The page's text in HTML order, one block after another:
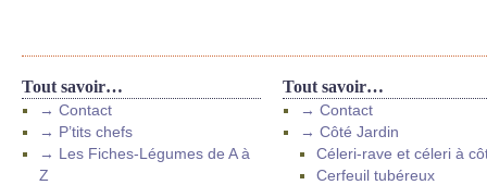
Tout savoir…
→ Contact
→ P’tits chefs
→ Les Fiches-Légumes de A à
Z
Tout savoir…
→ Contact
→ Côté Jardin
Céleri-rave et céleri à
Cerfeuil tubéreux